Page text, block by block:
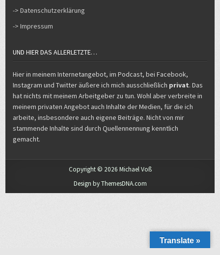
-> Datenschutzerklärung
-> Impressum
UND HIER DAS ALLERLETZTE…
Hier in meinem Internetangebot, im Podcast, bei Facebook,
Instagram und Twitter äußere ich mich ausschließlich privat. Das
hat nichts mit meinem Arbeitgeber zu tun. Wohl aber verbreite in
meinem privaten Angebot auch Inhalte der Medien, für die ich
arbeite, insbesondere auch eigene Beiträge. Nicht von mir
stammende Inhalte sind durch Quellennennung kenntlich
gemacht.
Copyright © 2026 Michael Voß
Design by ThemesDNA.com
Translate »